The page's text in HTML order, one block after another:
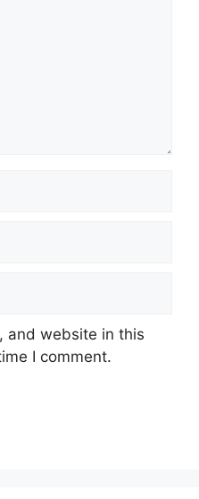
and website in this
I comment.